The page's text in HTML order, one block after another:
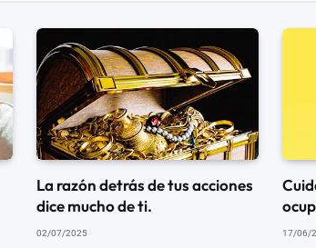
La razón detrás de tus acciones
dice mucho de ti.
02/07/2025 17/06/